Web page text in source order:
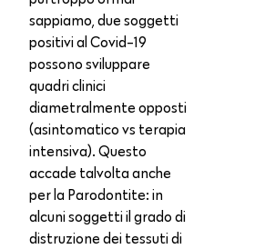
sappiamo, due soggetti
positivi al Covid-19
possono sviluppare
quadri clinici
diametralmente opposti
(asintomatico vs terapia
intensiva). Questo
accade talvolta anche
per la Parodontite: in
alcuni soggetti il grado di
distruzione dei tessuti di